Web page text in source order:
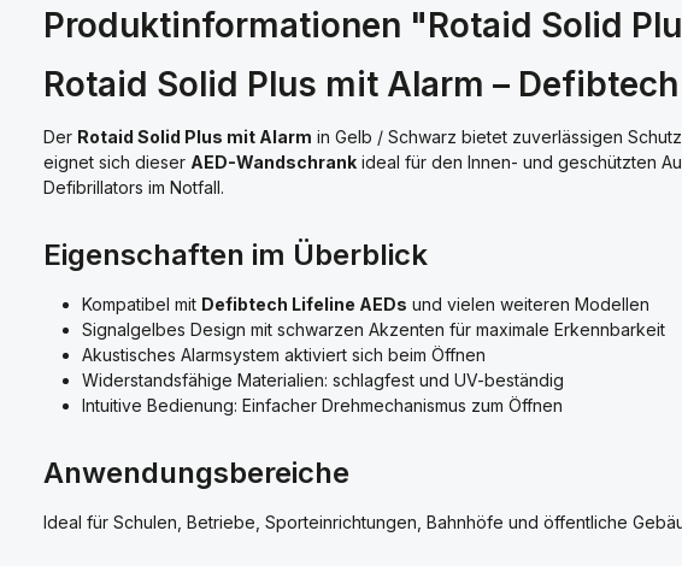
Produktinformationen "Rotaid Solid
Rotaid Solid Plus mit Alarm –
Der Rotaid Solid Plus mit Alarm in Gelb / Schwarz bietet zuverlässigen
eignet sich dieser AED-Wandschrank ideal für den Innen- und geschützten
Defibrillators im Notfall.
Eigenschaften im Überblick
Kompatibel mit Defibtech Lifeline AEDs und vielen weiteren Modellen
Signalgelbes Design mit schwarzen Akzenten für maximale Erkennbarkeit
Akustisches Alarmsystem aktiviert sich beim Öffnen
Widerstandsfähige Materialien: schlagfest und UV-beständig
Intuitive Bedienung: Einfacher Drehmechanismus zum Öffnen
Anwendungsbereiche
Ideal für Schulen, Betriebe, Sporteinrichtungen, Bahnhöfe und öffentliche